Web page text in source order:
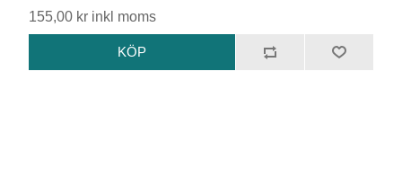
155,00 kr inkl moms